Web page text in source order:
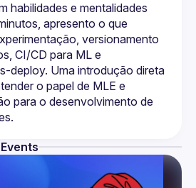
habilidades e mentalidades
apresento o que
versionamento
CI/CD para ML e
deploy. Uma introdução direta
o papel de MLE e
para o desenvolvimento de